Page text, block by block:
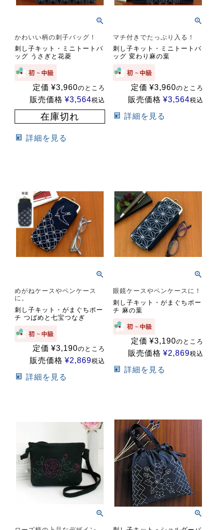
かわいい柄の刺子バッグ！
刺し子キット・ミニトートバ
ッグ うさぎと花菱
定価 ¥3,960のところ
販売価格 ¥3,564税込
在庫切れ
詳細を見る
マチ付きでたっぷり入る！
刺し子キット・ミニトートバ
ッグ 変わり麻の葉
定価 ¥3,960のところ
販売価格 ¥3,564税込
詳細を見る
めがねケースやペンケース
に。
刺し子キット・がまぐちポー
チ つばめと七宝つなぎ
定価 ¥3,190のところ
販売価格 ¥2,869税込
詳細を見る
眼鏡ケースやペンケースに！
刺し子キット・がまぐちポー
チ 麻の葉
定価 ¥3,190のところ
販売価格 ¥2,869税込
詳細を見る